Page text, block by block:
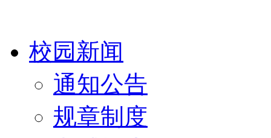
校园新闻
通知公告
规章制度